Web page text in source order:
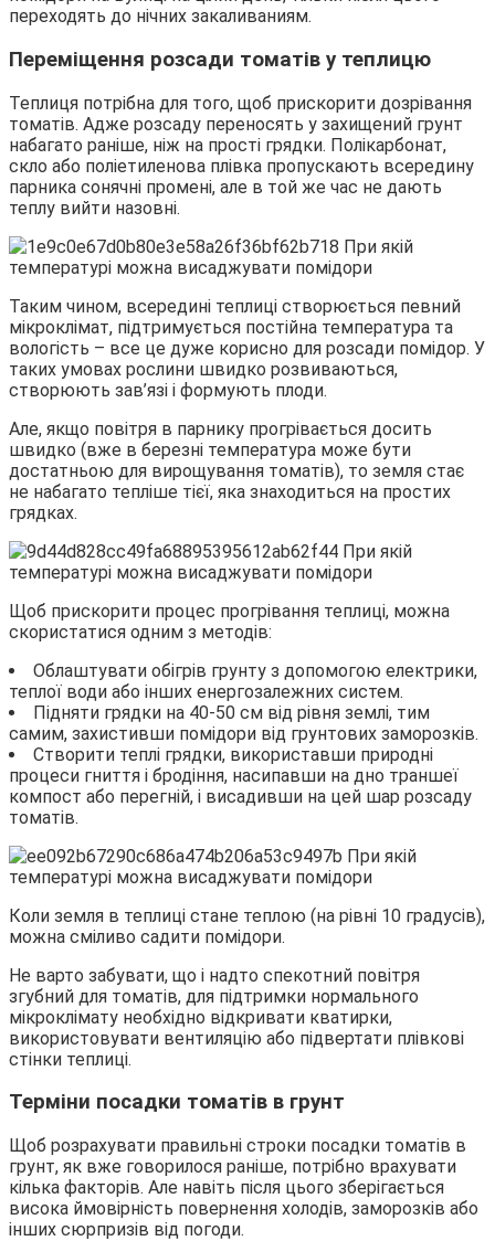
переходять до нічних закаливаниям.
Переміщення розсади томатів у теплицю
Теплиця потрібна для того, щоб прискорити дозрівання
томатів. Адже розсаду переносять у захищений грунт
набагато раніше, ніж на прості грядки. Полікарбонат,
скло або поліетиленова плівка пропускають всередину
парника сонячні промені, але в той же час не дають
теплу вийти назовні.
Таким чином, всередині теплиці створюється певний
мікроклімат, підтримується постійна температура та
вологість – все це дуже корисно для розсади помідор. У
таких умовах рослини швидко розвиваються,
створюють зав’язі і формують плоди.
Але, якщо повітря в парнику прогрівається досить
швидко (вже в березні температура може бути
достатньою для вирощування томатів), то земля стає
не набагато тепліше тієї, яка знаходиться на простих
грядках.
Щоб прискорити процес прогрівання теплиці, можна
скористатися одним з методів:
Облаштувати обігрів грунту з допомогою електрики,
теплої води або інших енергозалежних систем.
Підняти грядки на 40-50 см від рівня землі, тим
самим, захистивши помідори від грунтових заморозків.
Створити теплі грядки, використавши природні
процеси гниття і бродіння, насипавши на дно траншеї
компост або перегній, і висадивши на цей шар розсаду
томатів.
Коли земля в теплиці стане теплою (на рівні 10 градусів),
можна сміливо садити помідори.
Не варто забувати, що і надто спекотний повітря
згубний для томатів, для підтримки нормального
мікроклімату необхідно відкривати кватирки,
використовувати вентиляцію або підвертати плівкові
стінки теплиці.
Терміни посадки томатів в грунт
Щоб розрахувати правильні строки посадки томатів в
грунт, як вже говорилося раніше, потрібно врахувати
кілька факторів. Але навіть після цього зберігається
висока ймовірність повернення холодів, заморозків або
інших сюрпризів від погоди.